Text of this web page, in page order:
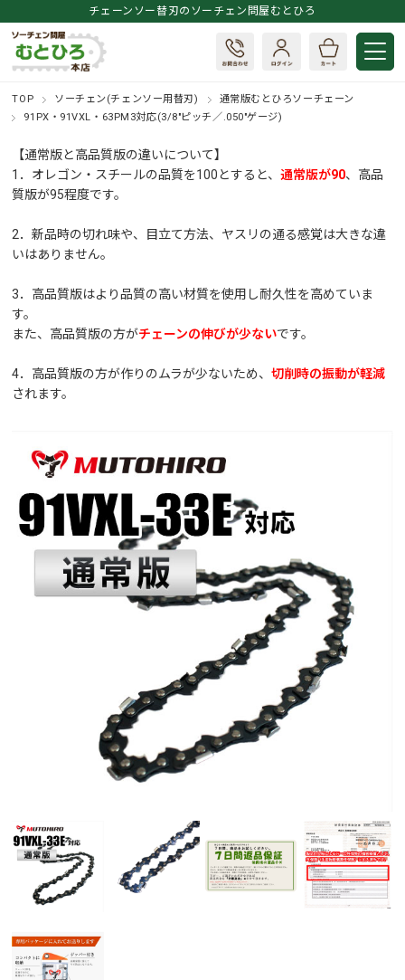
チェーンソー替刃のソーチェン問屋むとひろ
TOP ソーチェン(チェンソー用替刃)
通常版むとひろソーチェーン
91PX・91VXL・63PM3対応(3/8"ピッチ／.050"ゲージ)
【通常版と高品質版の違いについて】
1．オレゴン・スチールの品質を100とすると、通常版が90、高品
質版が95程度です。
2．新品時の切れ味や、目立て方法、ヤスリの通る感覚は大きな違
いはありません。
3．高品質版はより品質の高い材質を使用し耐久性を高めていま
す。
また、高品質版の方がチェーンの伸びが少ないです。
4．高品質版の方が作りのムラが少ないため、切削時の振動が軽減
されます。